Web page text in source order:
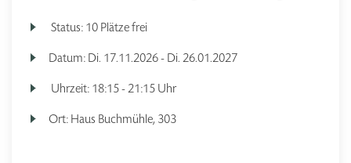
Status: 10 Plätze frei
Datum: Di. 17.11.2026 - Di. 26.01.2027
Uhrzeit: 18:15 - 21:15 Uhr
Ort: Haus Buchmühle, 303